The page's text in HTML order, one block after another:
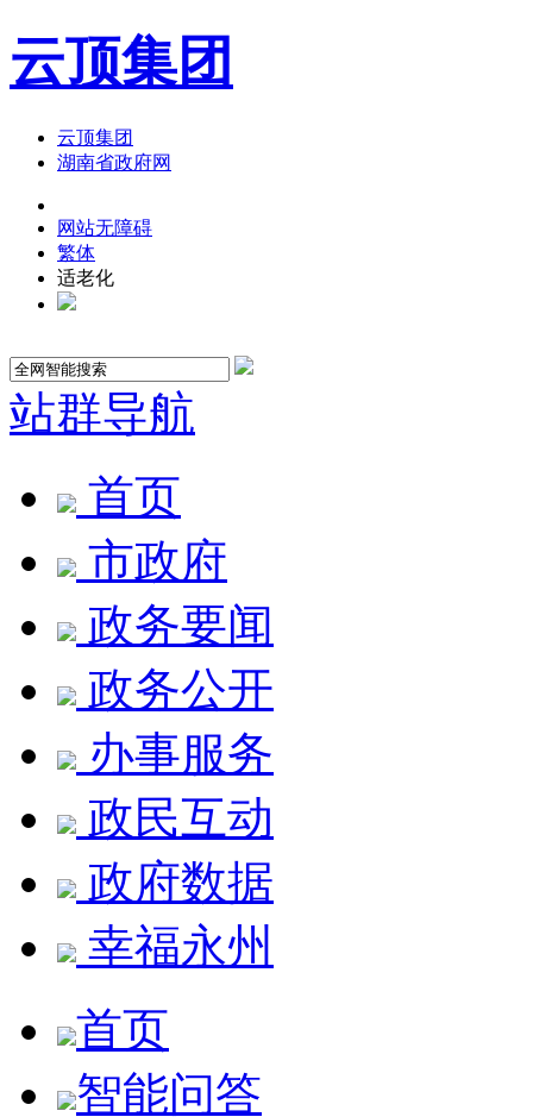
云顶集团
云顶集团
湖南省政府网
网站无障碍
繁体
适老化
站群导航
首页
市政府
政务要闻
政务公开
办事服务
政民互动
政府数据
幸福永州
首页
智能问答